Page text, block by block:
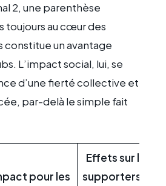
2, une parenthèse
toujours au cœur des
un avantage
L’impact social, lui, se
d’une fierté collective et
par-delà le simple fait
pour les
Effets sur les
supporters et